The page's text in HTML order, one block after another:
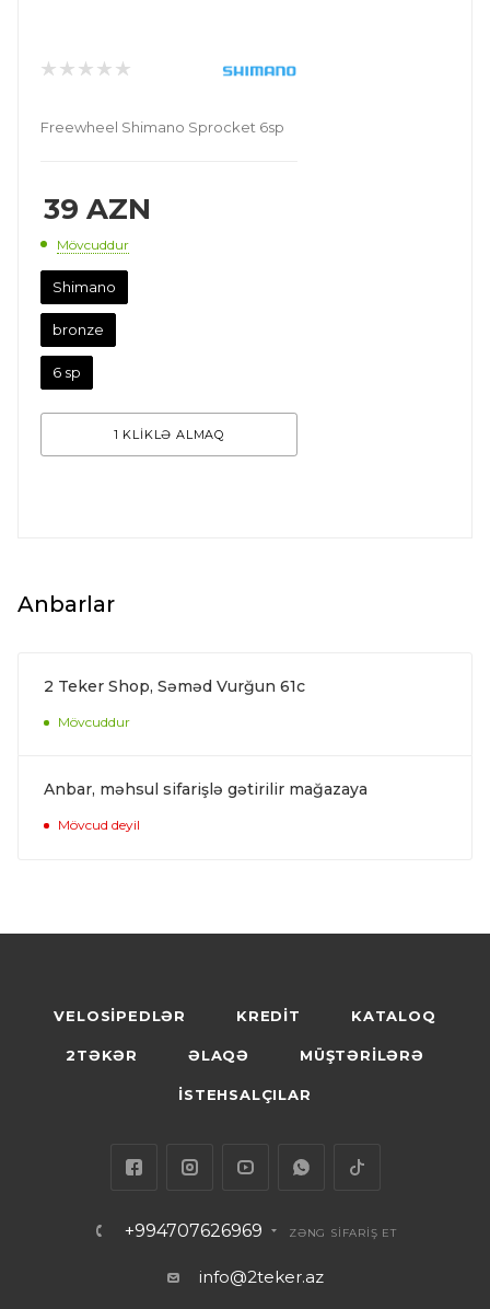
Freewheel Shimano Sprocket 6sp
39 AZN
Mövcuddur
Shimano
bronze
6 sp
1 KLİKLƏ ALMAQ
Anbarlar
2 Teker Shop, Səməd Vurğun 61c
Mövcuddur
Anbar, məhsul sifarişlə gətirilir mağazaya
Mövcud deyil
VELOSİPEDLƏR KREDİT KATALOQ
2TƏKƏR ƏLAQƏ MÜŞTƏRİLƏRƏ
İSTEHSALÇILAR
+994707626969 ZƏNG SİFARİŞ ET
info@2teker.az